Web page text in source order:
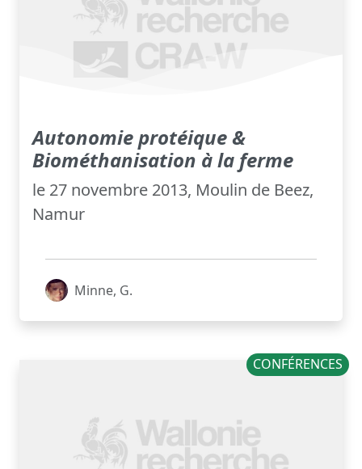
Autonomie protéique &
Biométhanisation à la ferme
le 27 novembre 2013, Moulin de Beez,
Namur
Minne, G.
CONFÉRENCES